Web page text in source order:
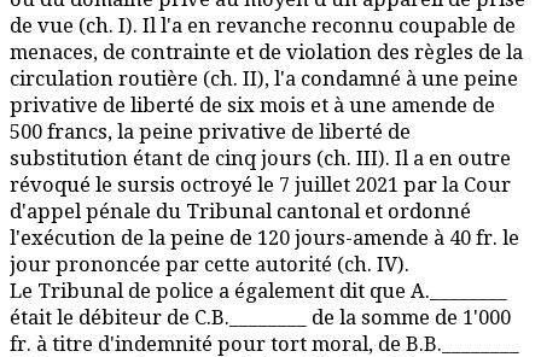
de vue (ch. I). Il l'a en revanche reconnu coupable de
menaces, de contrainte et de violation des règles de la
circulation routière (ch. II), l'a condamné à une peine
privative de liberté de six mois et à une amende de
500 francs, la peine privative de liberté de
substitution étant de cinq jours (ch. III). Il a en outre
révoqué le sursis octroyé le 7 juillet 2021 par la Cour
d'appel pénale du Tribunal cantonal et ordonné
l'exécution de la peine de 120 jours-amende à 40 fr. le
jour prononcée par cette autorité (ch. IV).
Le Tribunal de police a également dit que A.________
était le débiteur de C.B.________ de la somme de 1'000
fr. à titre d'indemnité pour tort moral, de B.B.________